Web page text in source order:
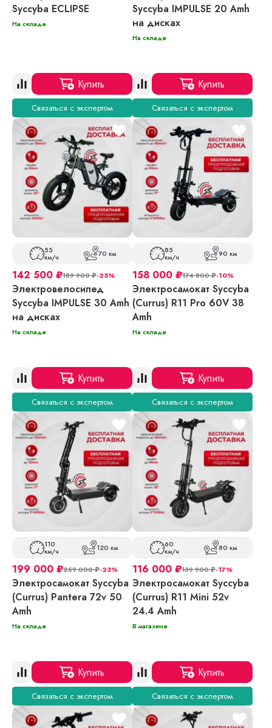
Syccyba ECLIPSE
На складе
Купить
Связаться с экспертом
Syccyba IMPULSE 20 Amh
на дисках
На складе
Купить
Связаться с экспертом
55
км/ч 70 км
142 500 ₽189 900₽-25%
Электровелосипед
Syccyba IMPULSE 30 Amh
на дисках
На складе
Купить
Связаться с экспертом
85
км/ч 90 км
158 000 ₽174 800₽-10%
Электросамокат Syccyba
(Currus) R11 Pro 60V 38
Amh
На складе
Купить
Связаться с экспертом
110
км/ч 120 км
199 000 ₽259 000₽-23%
Электросамокат Syccyba
(Currus) Pantera 72v 50
Amh
На складе
Купить
Связаться с экспертом
60
км/ч 80 км
116 000 ₽139 900₽-17%
Электросамокат Syccyba
(Currus) R11 Mini 52v
24.4 Amh
В магазине
Купить
Связаться с экспертом